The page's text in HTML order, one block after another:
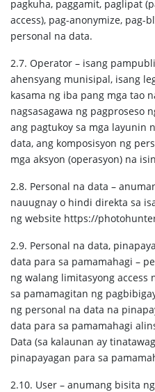
pagkuha, paggamit, paglipat
access), pag-anonymize, pag-
personal na data.
2.7. Operator – isang
ahensyang munisipal, isang
kasama ng iba pang mga tao
nagsasagawa ng pagproseso
ang pagtukoy sa mga layunin
data, ang komposisyon ng
mga aksyon (operasyon) na
2.8. Personal na data –
nauugnay o hindi direkta sa
ng website https://
2.9. Personal na data,
data para sa pamamahagi –
ng walang limitasyong access
sa pamamagitan ng
ng personal na data na
data para sa pamamahagi
Data (sa kalaunan ay
pinapayagan para sa
2.10. User – anumang bisita